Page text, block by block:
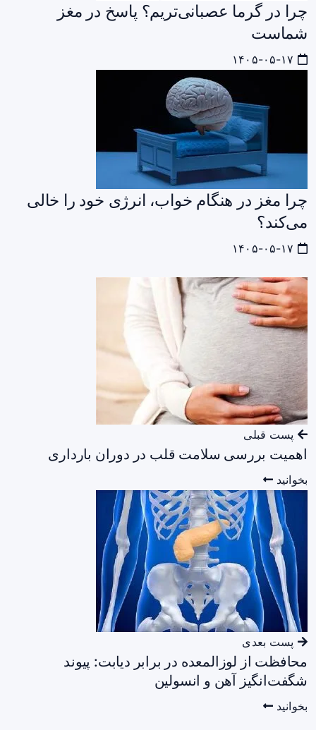
چرا در گرما عصبانی‌تریم؟ پاسخ در مغز
شماست
چرا مغز در هنگام خواب، انرژی خود را خالی
می‌کند؟
پست قبلی
اهمیت بررسی سلامت قلب در دوران بارداری
بخوانید
پست بعدی
محافظت از لوزالمعده در برابر دیابت: پیوند
شگفت‌انگیز آهن و انسولین
بخوانید